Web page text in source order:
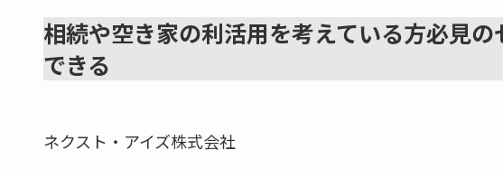
相続や空き家の利活用を考えている方必見
できる
ネクスト・アイズ株式会社